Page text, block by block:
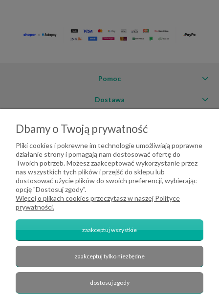
Pomoc
Dostawa
O firmie
2026 DeHome.pl | Tekstylia domowe DeHome | Przemysłowa 8, 43-430
Pierściec | E-mail: dehome@dehome.pl | Tel.: 733 666 100 | "INARI" SPÓŁKA
CYWILNA BARTŁOMIEJ SOBINA, ZDZISŁAW BOJDA | NIP: 6332161340 |
Dbamy o Twoją prywatność
Pliki cookies i pokrewne im technologie umożliwiają poprawne
działanie strony i pomagają nam dostosować ofertę do
Twoich potrzeb. Możesz zaakceptować wykorzystanie przez
nas wszystkich tych plików i przejść do sklepu lub
dostosować użycie plików do swoich preferencji, wybierając
opcję "Dostosuj zgody".
Więcej o plikach cookies przeczytasz w naszej Polityce
prywatności.
zaakceptuj wszystkie
zaakceptuj tylko niezbędne
dostosuj zgody